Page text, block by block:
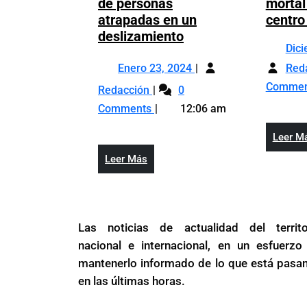
de personas
atrapadas en un
deslizamientoChina
por
encontrar
a
decenas
Enero 23, 2024 Enero
Redacción China
corre
en
un
deslizamiento
0
Comments
12:06 am
Leer Más
Más
Leer
Las noticias de actualidad del
nacional e internacional, en un esfuerzo
mantenerlo informado de lo que está
en las últimas horas.